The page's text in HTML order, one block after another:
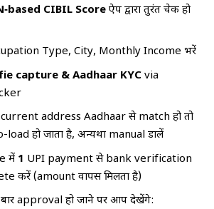
CIBIL Score ऐप द्वारा तुरंत चेक हो
Type, City, Monthly Income भरें
capture & Aadhaar KYC via
current address Aadhaar से match हो तो
load हो जाता है, अन्यथा manual डालें
में ₹1 UPI payment से bank verification
करें (amount वापस मिलता है)
approval हो जाने पर आप देखेंगे: